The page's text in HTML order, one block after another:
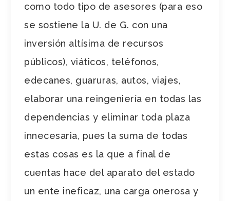
como todo tipo de asesores (para eso
se sostiene la U. de G. con una
inversión altísima de recursos
públicos), viáticos, teléfonos,
edecanes, guaruras, autos, viajes,
elaborar una reingeniería en todas las
dependencias y eliminar toda plaza
innecesaria, pues la suma de todas
estas cosas es la que a final de
cuentas hace del aparato del estado
un ente ineficaz, una carga onerosa y